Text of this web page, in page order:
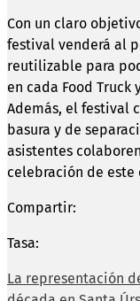
Con un claro
festival venderá al
reutilizable para
en cada Food
Además, el festival
basura y de
asistentes
celebración de
Compartir:
Tasa:
La representación